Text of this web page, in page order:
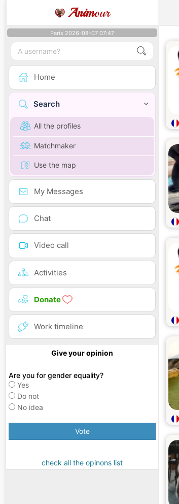
Animour
Paris 2026-08-07 07:47
Home
Search
All the profiles
Matchmaker
Use the map
My Messages
Chat
Video call
Activities
Donate
Work timeline
Give your opinion
Are you for gender equality?
Yes
Do not
No idea
Vote
check all the opinons list